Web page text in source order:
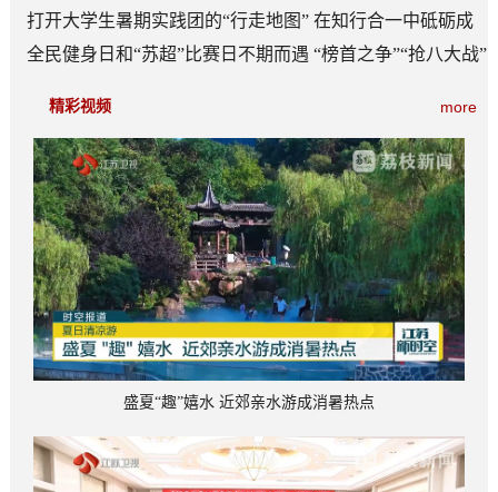
打开大学生暑期实践团的“行走地图” 在知行合一中砥砺成
长
全民健身日和“苏超”比赛日不期而遇 “榜首之争”“抢八大战”
more
精彩视频
盛夏“趣”嬉水 近郊亲水游成消暑热点